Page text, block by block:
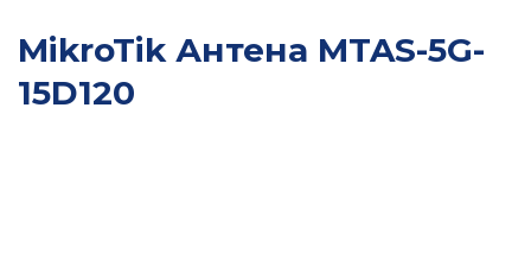
MikroTik Антена MTAS-5G-
15D120